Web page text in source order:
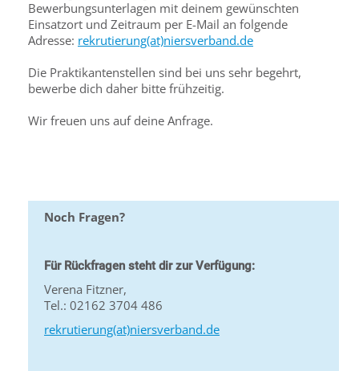
Bewerbungsunterlagen mit deinem gewünschten
Einsatzort und Zeitraum per E-Mail an folgende
Adresse: rekrutierung(at)niersverband.de
Die Praktikantenstellen sind bei uns sehr begehrt,
bewerbe dich daher bitte frühzeitig.
Wir freuen uns auf deine Anfrage.
Noch Fragen?
Für Rückfragen steht dir zur Verfügung:
Verena Fitzner,
Tel.: 02162 3704 486
rekrutierung(at)niersverband.de